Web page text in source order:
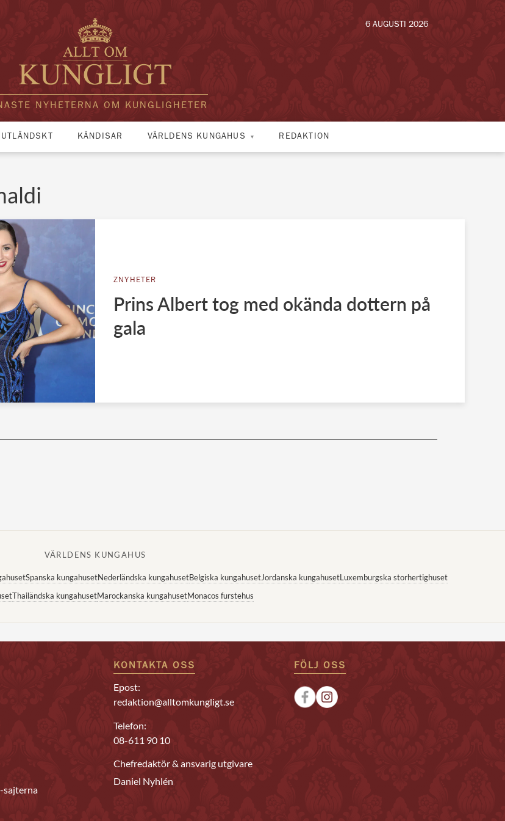
NYHETERNA OM KUNGLIGHETER
6 AUGUSTI 2026
UTLÄNDSKT KÄNDISAR VÄRLDENS KUNGAHUS REDAKTION
ZNYHETER
Prins Albert tog med okända dottern på
gala
VÄRLDENS KUNGAHUS
Spanska kungahusetNederländska kungahusetBelgiska kungahusetJordanska kungahusetLuxemburgska storhertighuset
Thailändska kungahusetMarockanska kungahusetMonacos furstehus
sajterna
KONTAKTA OSS
Epost:
redaktion@alltomkungligt.se
Telefon:
08-611 90 10
Chefredaktör & ansvarig utgivare
Daniel Nyhlén
FÖLJ OSS